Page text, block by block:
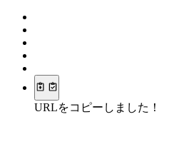
URLをコピーしました！